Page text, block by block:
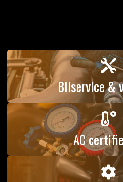

Bilservice &

AC
